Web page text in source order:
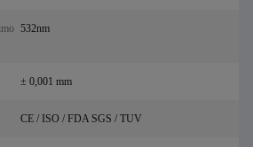
532nm
± 0,001 mm
CE / ISO / FDA SGS / TUV